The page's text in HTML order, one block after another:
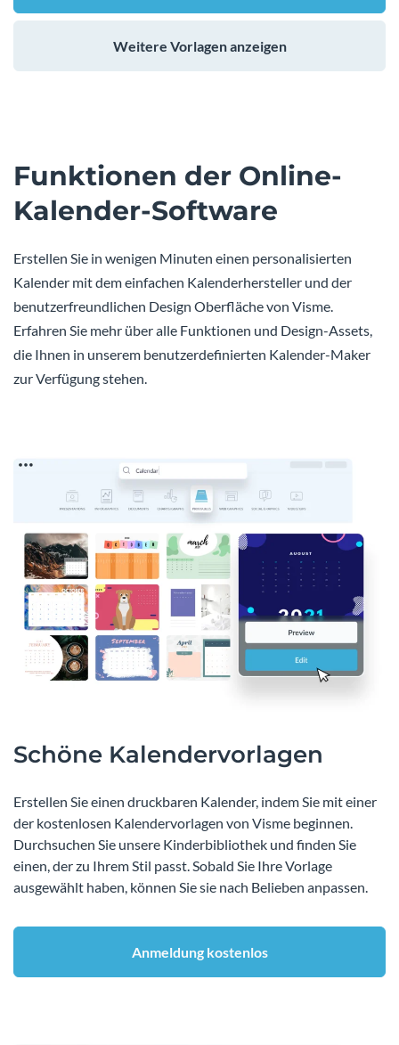
Weitere Vorlagen anzeigen
Funktionen der Online-
Kalender-Software
Erstellen Sie in wenigen Minuten einen personalisierten
Kalender mit dem einfachen Kalenderhersteller und der
benutzerfreundlichen Design Oberfläche von Visme.
Erfahren Sie mehr über alle Funktionen und Design-Assets,
die Ihnen in unserem benutzerdefinierten Kalender-Maker
zur Verfügung stehen.
Schöne Kalendervorlagen
Erstellen Sie einen druckbaren Kalender, indem Sie mit einer
der kostenlosen Kalendervorlagen von Visme beginnen.
Durchsuchen Sie unsere Kinderbibliothek und finden Sie
einen, der zu Ihrem Stil passt. Sobald Sie Ihre Vorlage
ausgewählt haben, können Sie sie nach Belieben anpassen.
Anmeldung kostenlos